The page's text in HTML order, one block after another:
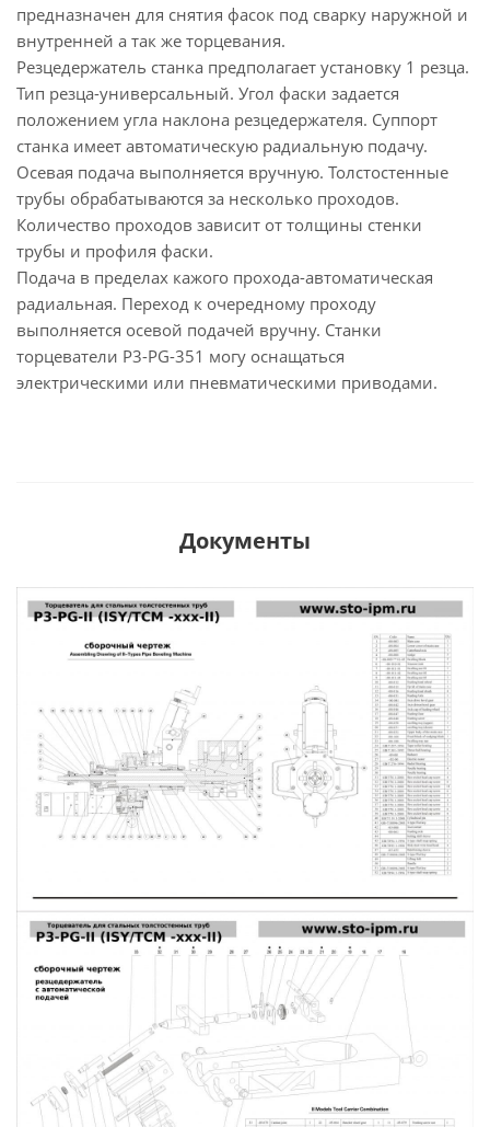
предназначен для снятия фасок под сварку наружной и
внутренней а так же торцевания.
Резцедержатель станка предполагает установку 1 резца.
Тип резца-универсальный. Угол фаски задается
положением угла наклона резцедержателя. Суппорт
станка имеет автоматическую радиальную подачу.
Осевая подача выполняется вручную. Толстостенные
трубы обрабатываются за несколько проходов.
Количество проходов зависит от толщины стенки
трубы и профиля фаски.
Подача в пределах кажого прохода-автоматическая
радиальная. Переход к очередному проходу
выполняется осевой подачей вручну. Станки
торцеватели P3-PG-351 могу оснащаться
электрическими или пневматическими приводами.
Документы